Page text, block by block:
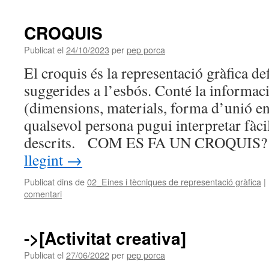
CROQUIS
Publicat el 24/10/2023 perpep porca
El croquis és la representació gràfica
suggerides a l’esbós. Conté la
(dimensions, materials, forma d’unió
qualsevol persona pugui interpretar
descrits. COM ES FA UN
llegint →
Publicat dins de02_Eines i tècniques de representació gràfica |
comentari
->[Activitat creativa]
Publicat el 27/06/2022perpep porca